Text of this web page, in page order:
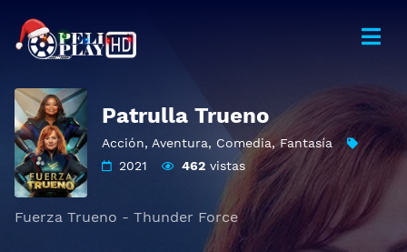
Patrulla Trueno
Acción, Aventura, Comedia,Fantasía
2021
462 vistas
Fuerza Trueno - Thunder Force